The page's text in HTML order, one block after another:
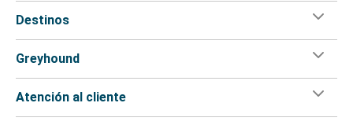
Destinos
Greyhound
Atención al cliente